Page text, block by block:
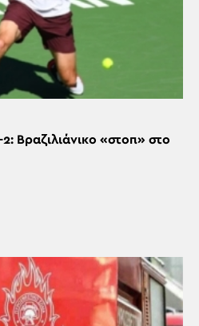
Βραζιλιάνικο «στοπ» στο